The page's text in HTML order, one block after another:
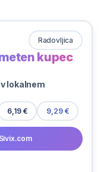
Radovljica
kupec
lokalnem
6,19 € 9,29 €